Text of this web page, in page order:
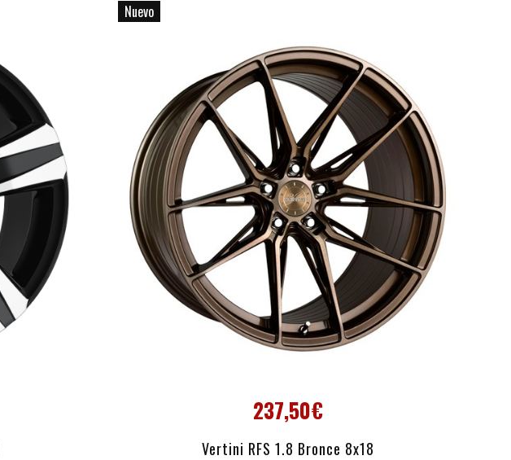
Nuevo
237,50€
Vertini RFS 1.8 Bronce 8x18
AÑADIR AL CARRITO